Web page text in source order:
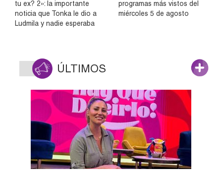
tu ex? 2»: la importante
noticia que Tonka le dio a
Ludmila y nadie esperaba
programas más vistos del
miércoles 5 de agosto
ÚLTIMOS